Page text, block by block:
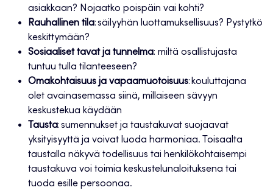
asiakkaan? Nojaatko poispäin vai kohti?
Rauhallinen tila: säilyyhän luottamuksellisuus? Pystytkö
keskittymään?
Sosiaaliset tavat ja tunnelma: miltä osallistujasta
tuntuu tulla tilanteeseen?
Omakohtaisuus ja vapaamuotoisuus: kouluttajana
olet avainasemassa siinä, millaiseen sävyyn
keskustekua käydään
Tausta: sumennukset ja taustakuvat suojaavat
yksityisyyttä ja voivat luoda harmoniaa. Toisaalta
taustalla näkyvä todellisuus tai henkilökohtaisempi
taustakuva voi toimia keskustelunaloituksena tai
tuoda esille persoonaa.